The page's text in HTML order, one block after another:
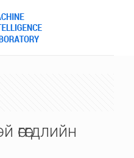
өгөгдлийн